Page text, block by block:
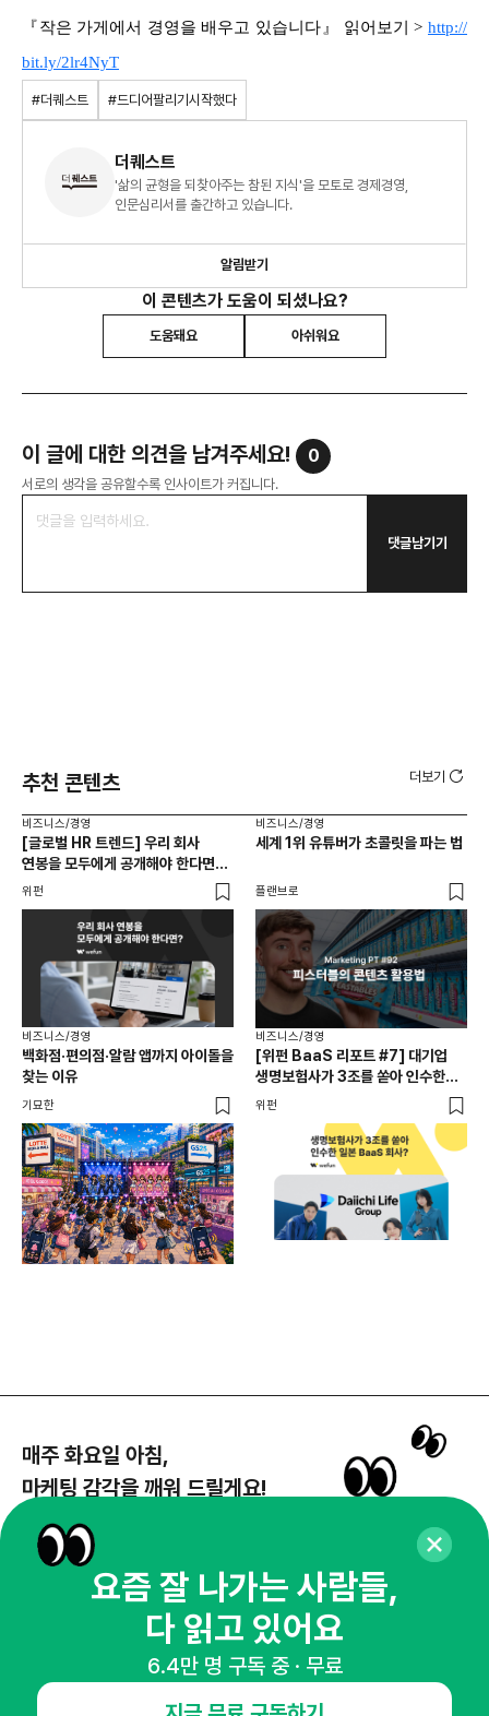
『작은 가게에서 경영을 배우고 있습니다』 읽어보기 > http://
bit.ly/2lr4NyT
#더퀘스트 #드디어팔리기시작했다
더퀘스트
'삶의 균형을 되찾아주는 참된 지식'을 모토로 경제경영,
인문심리서를 출간하고 있습니다.
알림받기
이 콘텐츠가 도움이 되셨나요?
도움돼요 아쉬워요
이 글에 대한 의견을 남겨주세요! 0
서로의 생각을 공유할수록 인사이트가 커집니다.
댓글남기기
추천 콘텐츠 더보기
비즈니스/경영
[글로벌 HR 트렌드] 우리 회사
연봉을 모두에게 공개해야 한다면? |
급여 투명성 법, 해외 사례, 연봉
위펀
비즈니스/경영
세계 1위 유튜버가 초콜릿을 파는 법
플랜브로
비즈니스/경영
백화점·편의점·알람 앱까지 아이돌을
찾는 이유
기묘한
비즈니스/경영
[위펀 BaaS 리포트 #7] 대기업
생명보험사가 3조를 쏟아 인수한
일본 BaaS 회사의 정체는?
위펀
매주 화요일 아침,
마케팅 감각을 깨워 드릴게요!
뉴스레터 구독하기
요즘 잘 나가는 사람들,
다 읽고 있어요
6.4만 명 구독 중 · 무료